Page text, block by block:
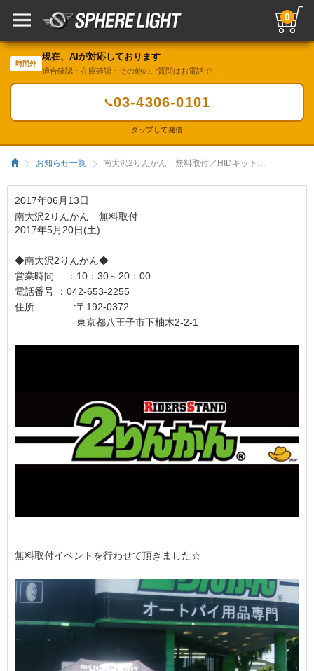
0
時間外
現在、AIが対応しております
適合確認・在庫確認・その他のご質問はお電話で
📞03-4306-0101
タップして発信
お知らせ一覧 南大沢2りんかん 無料取付／HIDキット｜LEDヘッドライト販売のスフィアライト
2017年06月13日
南大沢2りんかん 無料取付
2017年5月20日(土)
◆南大沢2りんかん◆
営業時間 ：10：30～20：00
電話番号 ：042-653-2255
住所 :〒192-0372
東京都八王子市下柚木2-2-1
無料取付イベントを行わせて頂きました☆